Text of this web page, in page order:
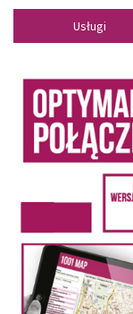
Usługi